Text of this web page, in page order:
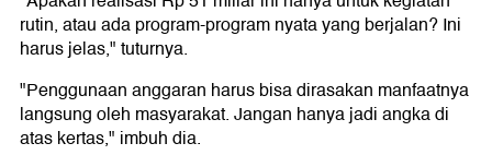
rutin, atau ada program-program nyata yang berjalan? Ini
harus jelas," tuturnya.
"Penggunaan anggaran harus bisa dirasakan manfaatnya
langsung oleh masyarakat. Jangan hanya jadi angka di
atas kertas," imbuh dia.